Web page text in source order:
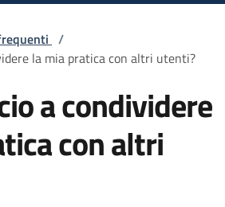
/
la mia pratica con altri utenti?
a condividere
con altri